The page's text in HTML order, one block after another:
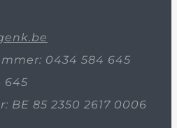
0434 584 645
645
BE 85 2350 2617 0006